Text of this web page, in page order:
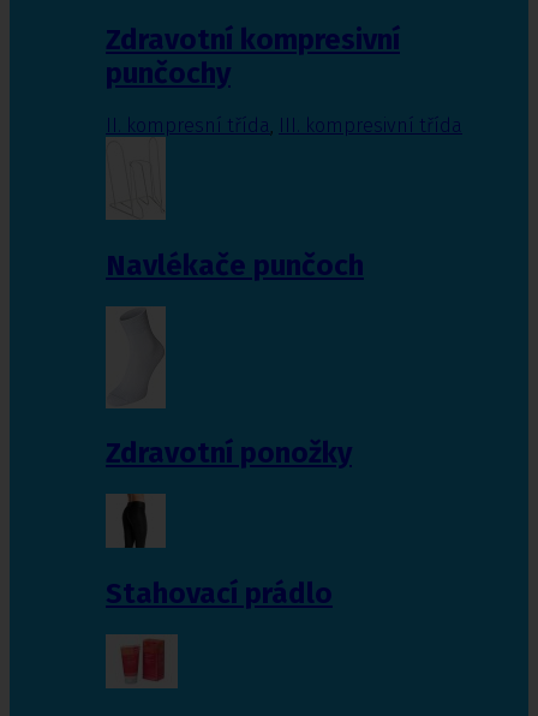
Zdravotní kompresivní
punčochy
II. kompresní třída III. kompresivní třída
Navlékače punčoch
Zdravotní ponožky
Stahovací prádlo